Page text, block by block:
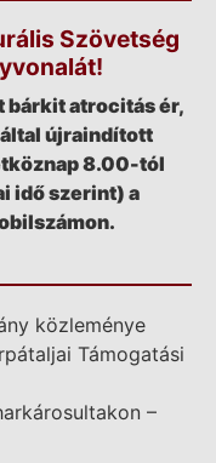
Szövetség
bárkit atrocitás ér,
újraindított
8.00-tól
idő szerint) a
közleménye
Támogatási
–